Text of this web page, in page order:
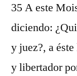
35 A este
diciendo:
y juez?, a
y libertador